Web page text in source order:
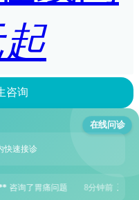
咨询
在线问诊
快速接诊
咨询了头痛问题 12分钟前